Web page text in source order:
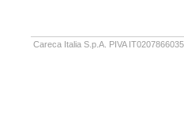
Careca Italia S.p.A. PIVA